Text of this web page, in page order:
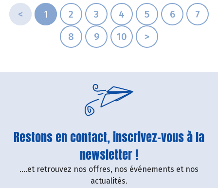
< 1 2 3 4 5 6
7
8
9 10 >
Restons en contact, inscrivez-vous à la
newsletter !
....et retrouvez nos offres, nos événements et nos
actualités.